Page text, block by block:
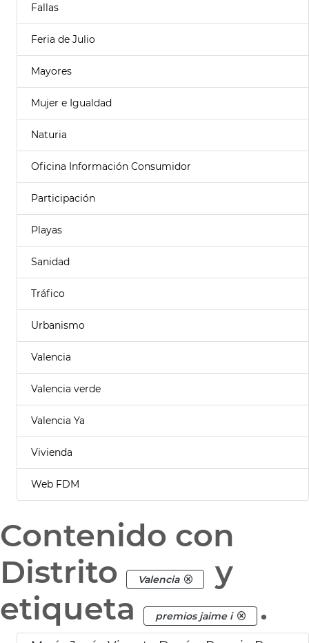
Fallas
Feria de Julio
Mayores
Mujer e Igualdad
Naturia
Oficina Información Consumidor
Participación
Playas
Sanidad
Tráfico
Urbanismo
Valencia
Valencia verde
Valencia Ya
Vivienda
Web FDM
Contenido con
Distrito
Valencia
y
etiqueta
premios jaime i .